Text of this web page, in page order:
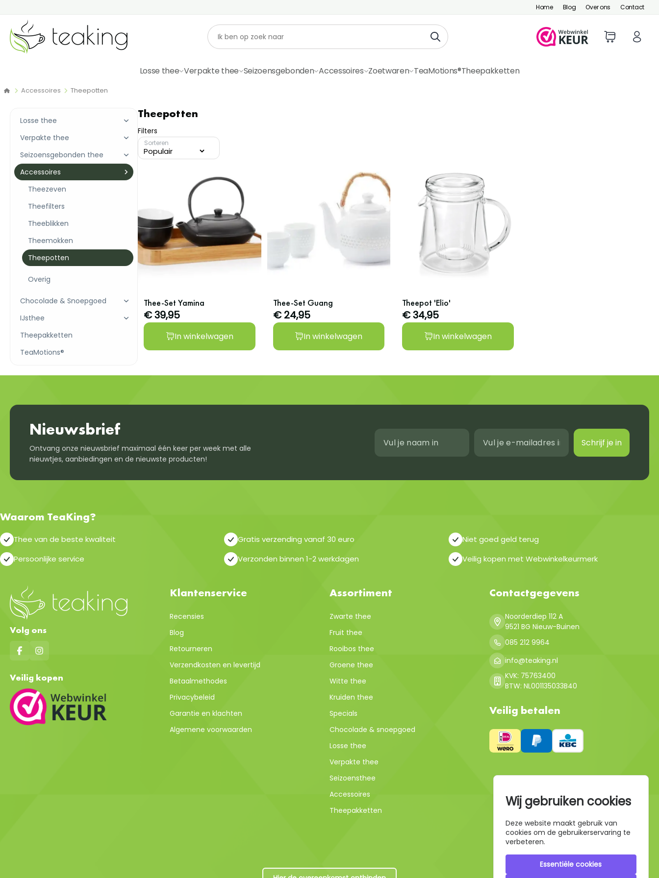
Home Blog Over ons Contact
Losse thee Verpakte thee Seizoensgebonden Accessoires Zoetwaren TeaMotions®Theepakketten
Accessoires Theepotten
Losse thee
Verpakte thee
Seizoensgebonden thee
Accessoires
Theezeven
Theefilters
Theeblikken
Theemokken
Theepotten
Overig
Chocolade & Snoepgoed
IJsthee
Theepakketten
TeaMotions®
Theepotten
Filters
Sorteren
Thee-Set Yamina
€ 39,95
In winkelwagen
Thee-Set Guang
€ 24,95
In winkelwagen
Theepot 'Elio'
€ 34,95
In winkelwagen
Nieuwsbrief
Ontvang onze nieuwsbrief maximaal één keer per week met alle
nieuwtjes, aanbiedingen en de nieuwste producten!
Schrijf je in
Waarom TeaKing?
Thee van de beste kwaliteit Gratis verzending vanaf 30 euro
Niet goed geld terug
Persoonlijke service
Verzonden binnen 1-2 werkdagen Veilig kopen met Webwinkelkeurmerk
Volg ons
Veilig kopen
Klantenservice
Recensies
Blog
Retourneren
Verzendkosten en levertijd
Betaalmethodes
Privacybeleid
Garantie en klachten
Algemene voorwaarden
Assortiment
Zwarte thee
Fruit thee
Rooibos thee
Groene thee
Witte thee
Kruiden thee
Specials
Chocolade & snoepgoed
Losse thee
Verpakte thee
Seizoensthee
Accessoires
Theepakketten
Contactgegevens
Noorderdiep 112 A
9521 BG Nieuw-Buinen
085 212 9964
info@teaking.nl
KVK: 75763400
BTW: NL001135033B40
Veilig betalen
Wij gebruiken cookies
Deze website maakt gebruik van
cookies om de gebruikerservaring te
verbeteren.
Essentiële cookies